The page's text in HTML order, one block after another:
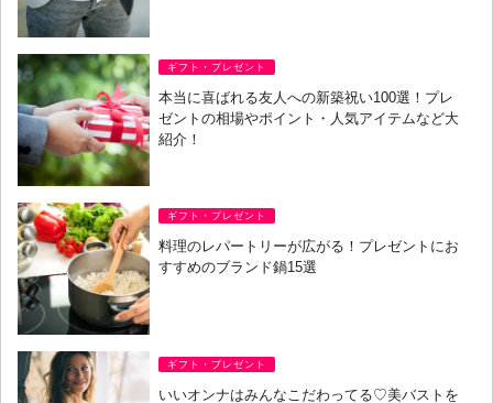
ギフト・プレゼント
本当に喜ばれる友人への新築祝い100選！プレ
ゼントの相場やポイント・人気アイテムなど大
紹介！
ギフト・プレゼント
料理のレパートリーが広がる！プレゼントにお
すすめのブランド鍋15選
ギフト・プレゼント
いいオンナはみんなこだわってる♡美バストを